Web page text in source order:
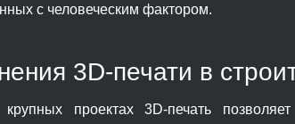
с человеческим фактором.
3D-печати в
проектах 3D-печать